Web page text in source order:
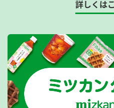
詳しくは